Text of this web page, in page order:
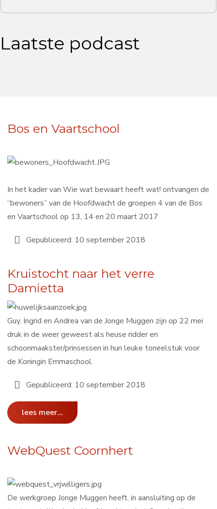
Laatste podcast
Bos en Vaartschool
In het kader van Wie wat bewaart heeft wat! ontvangen de
“bewoners” van de Hoofdwacht de groepen 4 van de Bos
en Vaartschool op 13, 14 en 20 maart 2017
Gepubliceerd: 10 september 2018
Kruistocht naar het verre
Damietta
Guy, Ingrid en Andrea van de Jonge Muggen zijn op 22 mei
druk in de weer geweest als heuse ridder en
schoonmaakster/prinsessen in hun leuke toneelstuk voor
de Koningin Emmaschool.
Gepubliceerd: 10 september 2018
lees meer...
WebQuest Coornhert
De werkgroep Jonge Muggen heeft, in aansluiting op de